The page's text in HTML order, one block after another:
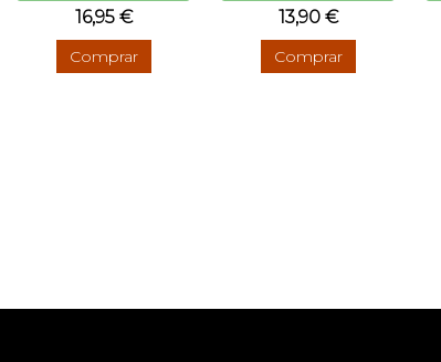
16,95 €
Comprar
13,90 €
Comprar